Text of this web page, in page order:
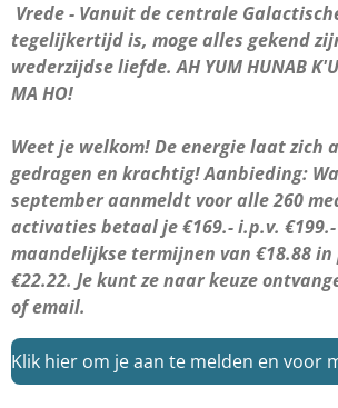
Vrede - Vanuit de centrale
tegelijkertijd is, moge alles gekend
wederzijdse liefde.AH YUM HUNAB
MA HO!
Weet je welkom! De energie laat zich
gedragen en krachtig! Aanbieding:
september aanmeldt voor alle 260
activaties betaal je €169.- i.p.v.
maandelijkse termijnen van €18.88
€22.22. Je kunt ze naar keuze
of email.
Klik hier om je aan te melden en voor